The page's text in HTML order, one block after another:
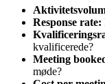
Response rate:
kvalificerede?
Meeting
møde?